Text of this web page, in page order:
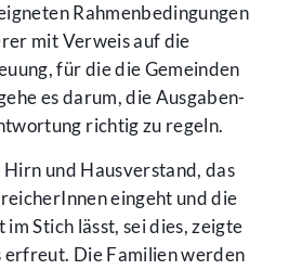
Rahmenbedingungen
mit Verweis auf die
für die die Gemeinden
es darum, die Ausgaben-
richtig zu regeln.
und Hausverstand, das
eingeht und die
Stich lässt, sei dies, zeigte
erfreut. Die Familien werden